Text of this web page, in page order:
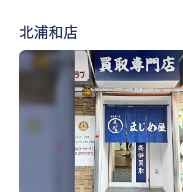
北浦和店